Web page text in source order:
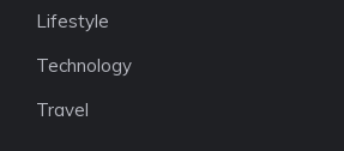
Lifestyle
Technology
Travel